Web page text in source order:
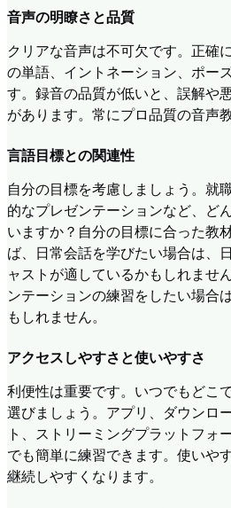
音声の明瞭さと品質
クリアな音声は不可欠です。正確
の単語、イントネーション、ポー
す。録音の品質が低いと、誤解や
があります。常にプロ品質の音声
言語目標との関連性
自分の目標を考慮しましょう。就
的なプレゼンテーションなど、ど
いますか？自分の目標に合った教
ば、日常会話を学びたい場合は、
ャストが適しているかもしれませ
ンテーションの練習をしたい場合
もしれません。
アクセスしやすさと使いやすさ
利便性は重要です。いつでもどこ
選びましょう。アプリ、ダウンロ
ト、ストリーミングプラットフォ
でも簡単に練習できます。使いや
継続しやすくなります。